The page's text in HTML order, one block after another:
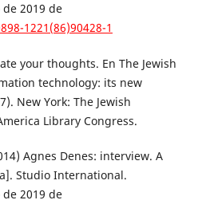
2019 de
1221(86)90428-1
your thoughts. En The Jewish
technology: its new
New York: The Jewish
Library Congress.
Agnes Denes: interview. A
Studio International.
2019 de